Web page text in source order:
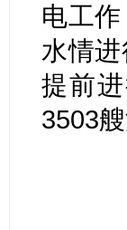
电工
水情
提前
3503